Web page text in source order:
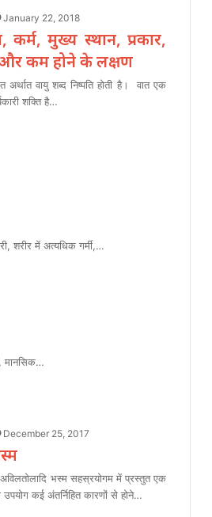
January 22, 2018
मुख्य स्थान, प्रकार,
कम होने के लक्षण
अर्थात वायु शब्द निष्पति होती है। वात एक
शक्ति है…
शरीर में अत्यधिक गर्मी,…
मानसिक…
December 25, 2017
भस्म सहस्रयोगम में प्रस्तुत एक
कई अंतर्निहित कारणों से होने…